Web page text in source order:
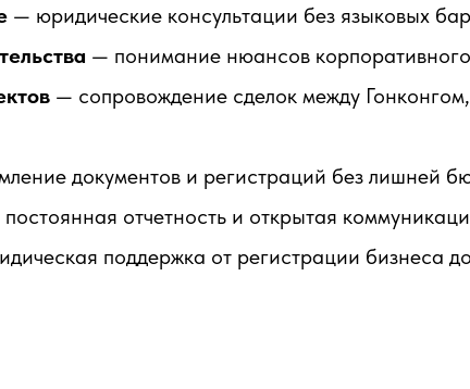
— юридические консультации без языковых
— понимание нюансов
— сопровождение сделок между
документов и регистраций без лишней
отчетность и открытая
поддержка от регистрации бизнеса